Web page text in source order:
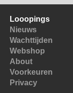
Looopings
Nieuws
Wachttijden
Webshop
About
Voorkeuren
Privacy